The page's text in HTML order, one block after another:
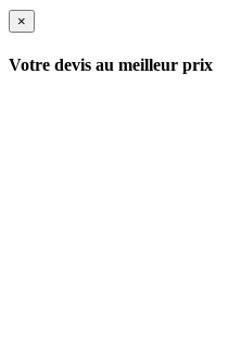
×
Votre devis au meilleur prix